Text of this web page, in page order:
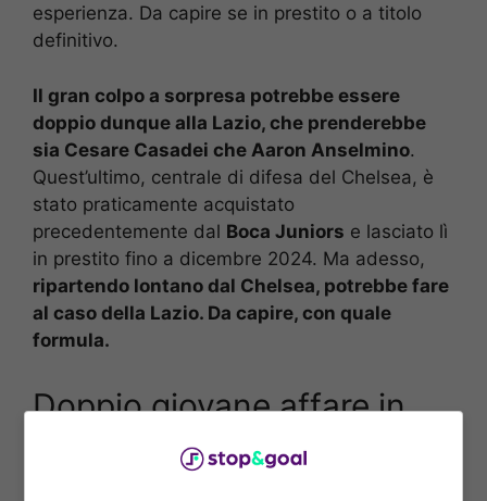
esperienza. Da capire se in prestito o a titolo
definitivo.
Il gran colpo a sorpresa potrebbe essere
doppio dunque alla Lazio, che prenderebbe
sia Cesare Casadei che Aaron Anselmino.
Quest’ultimo, centrale di difesa del Chelsea, è
stato praticamente acquistato
precedentemente dal Boca Juniors e lasciato lì
in prestito fino a dicembre 2024. Ma adesso,
ripartendo lontano dal Chelsea, potrebbe fare
al caso della Lazio. Da capire, con quale
formula.
Doppio giovane affare in
Serie A: pronti entrambi per